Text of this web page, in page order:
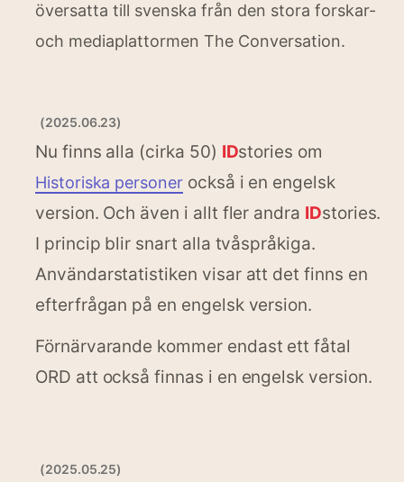
översatta till svenska från den stora forskar-
och mediaplattormen The Conversation.
(2025.06.23)
Nu finns alla (cirka 50) IDstories om
Historiska personerockså i en engelsk
version. Och även i allt fler andra IDstories.
I princip blir snart alla tvåspråkiga.
Användarstatistiken visar att det finns en
efterfrågan på en engelsk version.
Förnärvarande kommer endast ett fåtal
ORD att också finnas i en engelsk version.
(2025.05.25)